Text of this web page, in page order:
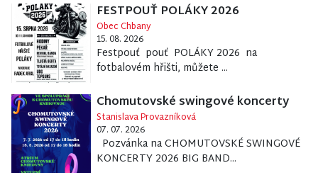
FESTPOUŤ POLÁKY 2026
Obec Chbany
15. 08. 2026
Festpouť pouť POLÁKY 2026 na
fotbalovém hřišti, můžete ...
Chomutovské swingové koncerty
Stanislava Provazníková
07. 07. 2026
Pozvánka na CHOMUTOVSKÉ SWINGOVÉ
KONCERTY 2026 BIG BAND...